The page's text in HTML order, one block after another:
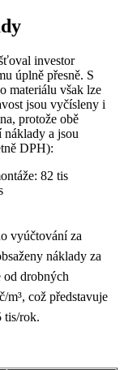
investor
úplně přesně. S
materiálu však lze
jsou vyčísleny i
protože obě
a jsou
DPH):
82 tis
vyúčtování za
náklady za
drobných
m³, což představuje
tis/rok.